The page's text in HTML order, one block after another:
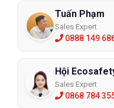
Tuấn Phạm
Sales Expert
0888 149
Hội
Sales Expert
0868 784